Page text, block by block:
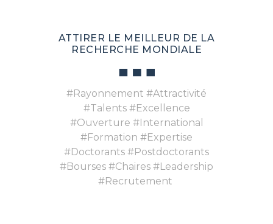
ATTIRER LE MEILLEUR DE LA
RECHERCHE MONDIALE
#Rayonnement #Attractivité
#Talents #Excellence
#Ouverture #International
#Formation #Expertise
#Doctorants #Postdoctorants
#Bourses #Chaires #Leadership
#Recrutement